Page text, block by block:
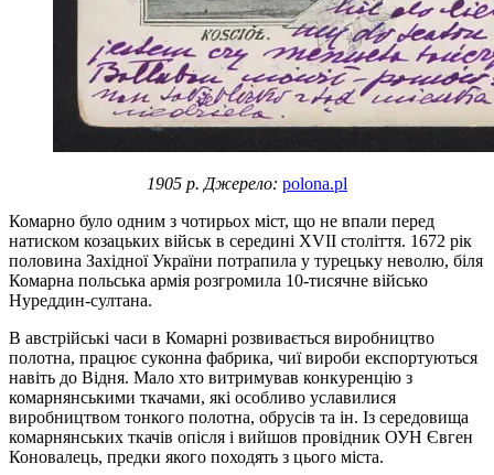
1905 р. Джерело: polona.pl
Комарно було одним з чотирьох міст, що не впали перед
натиском козацьких військ в середині XVII століття. 1672 рік
половина Західної України потрапила у турецьку неволю, біля
Комарна польська армія розгромила 10-тисячне військо
Нуреддин-султана.
В австрійські часи в Комарні розвивається виробництво
полотна, працює суконна фабрика, чиї вироби експортуються
навіть до Відня. Мало хто витримував конкуренцію з
комарнянськими ткачами, які особливо уславилися
виробництвом тонкого полотна, обрусів та ін. Із середовища
комарнянських ткачів опісля і вийшов провідник ОУН Євген
Коновалець, предки якого походять з цього міста.